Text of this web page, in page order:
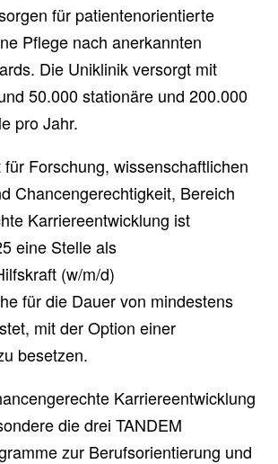
für patientenorientierte
Pflege nach anerkannten
Die Uniklinik versorgt mit
50.000 stationäre und 200.000
pro Jahr.
Forschung, wissenschaftlichen
Chancengerechtigkeit, Bereich
Karriereentwicklung ist
eine Stelle als
(w/m/d)
für die Dauer von mindestens
mit der Option einer
besetzen.
Karriereentwicklung
die drei TANDEM
zur Berufsorientierung und